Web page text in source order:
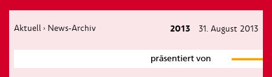
Aktuell › News-Archiv 2013 31. August 2013